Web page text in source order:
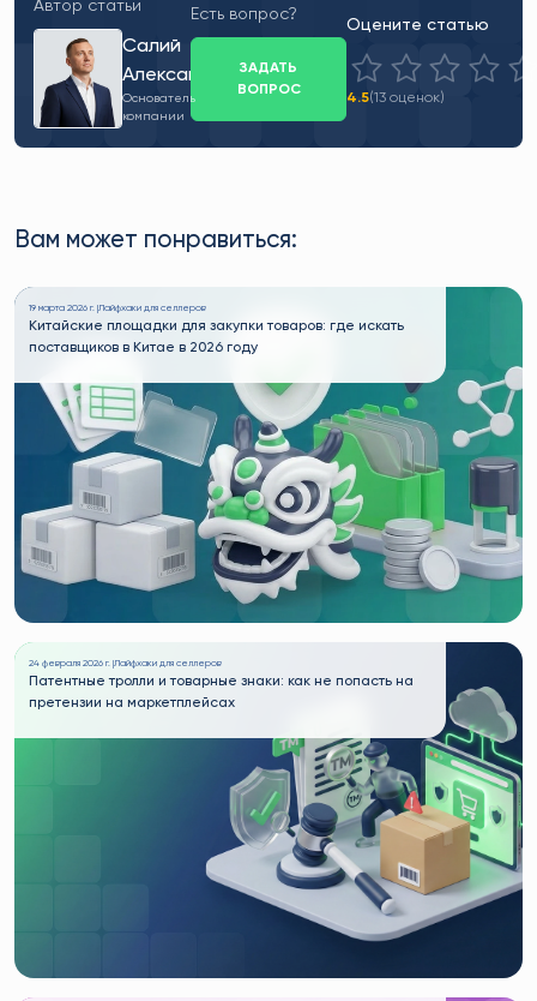
Автор статьи
Салий
Александр
Основатель
компании
Есть вопрос?
ЗАДАТЬ
ВОПРОС
Оцените статью
4.5(13 оценок)
Вам может понравиться:
19 марта 2026 г. | Лайфхаки для селлеров
Китайские площадки для закупки товаров: где искать
поставщиков в Китае в 2026 году
24 февраля 2026 г. | Лайфхаки для селлеров
Патентные тролли и товарные знаки: как не попасть на
претензии на маркетплейсах